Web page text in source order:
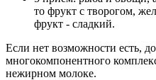
то фрукт с творогом,
фрукт - сладкий.
Если нет возможности есть,
многокомпонентного
нежирном молоке.